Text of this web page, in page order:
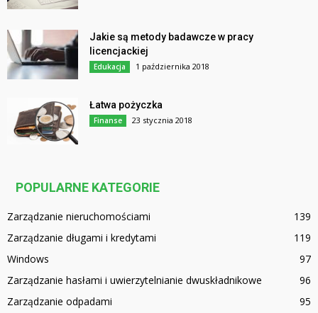
Jakie są metody badawcze w pracy
licencjackiej
Edukacja 1 października 2018
Łatwa pożyczka
Finanse 23 stycznia 2018
POPULARNE KATEGORIE
Zarządzanie nieruchomościami
139
Zarządzanie długami i kredytami
119
Windows
97
Zarządzanie hasłami i uwierzytelnianie dwuskładnikowe
96
Zarządzanie odpadami
95